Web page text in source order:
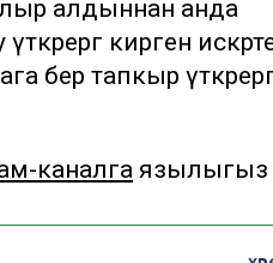
алдыннан анда
кирәген
бер тапкыр
каналга язылыгыз